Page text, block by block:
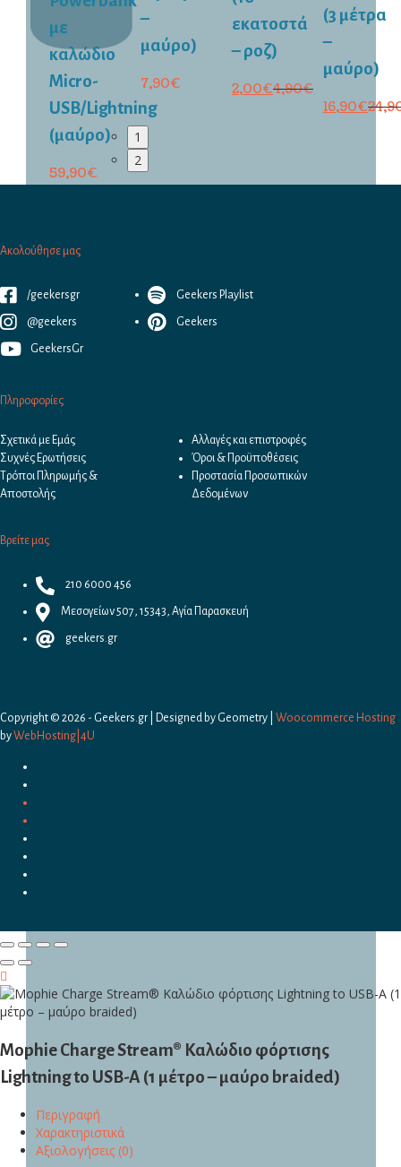
με
καλώδιο
Micro-
USB/Lightning
(μαύρο)
59,90€
–
μαύρο)
7,90€
εκατοστά
– ροζ)
2,00€4,90€
(3 μέτρα
–
μαύρο)
16,90€
1
2
Ακολούθησε μας
/geekersgr
@geekers
GeekersGr
Geekers Playlist
Geekers
Πληροφορίες
Σχετικά με Εμάς
Συχνές Ερωτήσεις
Τρόποι Πληρωμής &
Αποστολής
Αλλαγές και επιστροφές
Όροι & Προϋποθέσεις
Προστασία Προσωπικών
Δεδομένων
Βρείτε μας
210 6000 456
Μεσογείων 507, 15343, Αγία Παρασκευή
geekers.gr
Copyright © 2026 - Geekers.gr | Designed by Geometry
Woocommerce Hosting
byWebHosting|4U
Mophie Charge Stream® Καλώδιο φόρτισης
Lightning to USB-A (1 μέτρο – μαύρο braided)
Περιγραφή
Χαρακτηριστικά
Αξιολογήσεις (0)